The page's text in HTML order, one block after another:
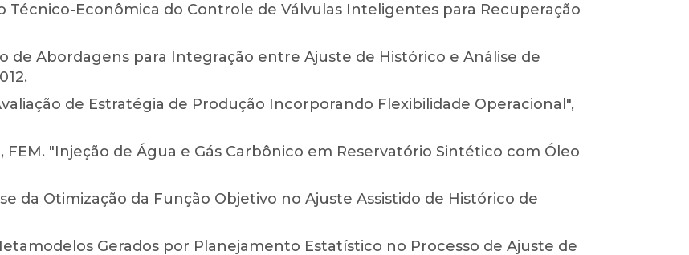
Técnico-Econômica do Controle de Válvulas Inteligentes para Recuperação
de Abordagens para Integração entre Ajuste de Histórico e Análise de
de Estratégia de Produção Incorporando Flexibilidade Operacional",
FEM. "Injeção de Água e Gás Carbônico em Reservatório Sintético com Óleo
da Otimização da Função Objetivo no Ajuste Assistido de Histórico de
Gerados por Planejamento Estatístico no Processo de Ajuste de